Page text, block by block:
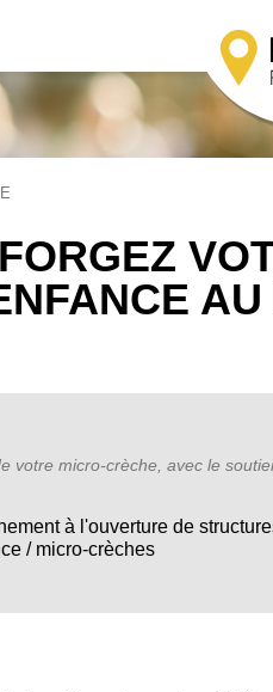
votre micro-crèche, avec le
à l'ouverture de
/ micro-crèches